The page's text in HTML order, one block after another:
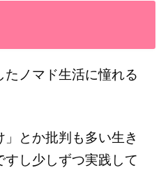
たノマド生活に憧れる
」とか批判も多い生き
し少しずつ実践して